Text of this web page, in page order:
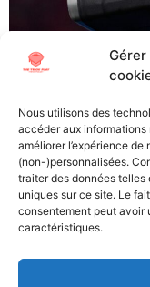
Nous utilisons des
accéder aux informations
améliorer l’expérience
(non-)personnalisées.
traiter des données telles
uniques sur ce site. Le
consentement peut avoir
caractéristiques.
Comment
avons récemment
légal de regarder
facilement et de
l’aube de la saison
hostilités, The
façons de regarder